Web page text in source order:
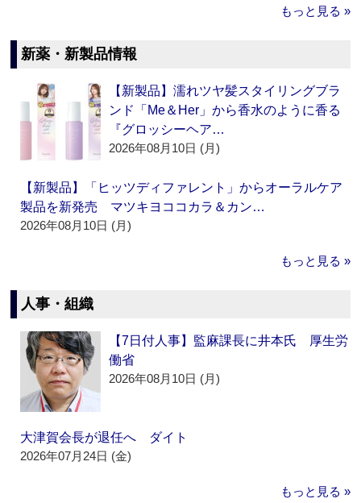
もっと見る »
新薬・新製品情報
【新製品】濡れツヤ髪スタイリングブラ
ンド「Me＆Her」から香水のように香る
『グロッシーヘア…
2026年08月10日 (月)
【新製品】「ヒッツディファレント」からオーラルケア
製品を新発売 マツキヨココカラ＆カン…
2026年08月10日 (月)
もっと見る »
人事・組織
【7日付人事】監麻課長に井本氏 厚生労
働省
2026年08月10日 (月)
大津賀会長が退任へ ダイト
2026年07月24日 (金)
もっと見る »